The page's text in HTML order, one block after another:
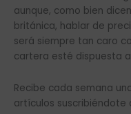
aunque, como bien
británica, hablar de
será siempre tan caro
cartera esté dispuesta
Recibe cada semana
artículos suscribiéndote